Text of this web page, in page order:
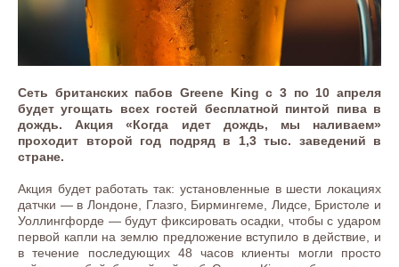
Сеть британских пабов Greene King с 3 по 10 апреля
будет угощать всех гостей бесплатной пинтой пива в
дождь. Акция «Когда идет дождь, мы наливаем»
проходит второй год подряд в 1,3 тыс. заведений в
стране.
Акция будет работать так: установленные в шести локациях
датчки — в Лондоне, Глазго, Бирмингеме, Лидсе, Бристоле и
Уоллингфорде — будут фиксировать осадки, чтобы с ударом
первой капли на землю предложение вступило в действие, и
в течение последующих 48 часов клиенты могли просто